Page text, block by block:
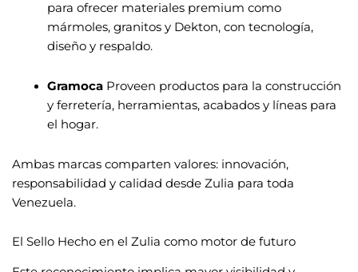
para ofrecer materiales premium como
mármoles, granitos y Dekton, con tecnología,
diseño y respaldo.
GramocaProveen productos para la construcción
y ferretería, herramientas, acabados y líneas para
el hogar.
Ambas marcas comparten valores: innovación,
responsabilidad y calidad desde Zulia para toda
Venezuela.
El Sello Hecho en el Zulia como motor de futuro